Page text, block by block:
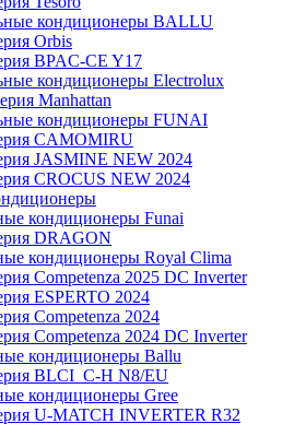
кондиционеры BALLU
Orbis
BPAC-CE Y17
кондиционеры Electrolux
Manhattan
кондиционеры FUNAI
CAMOMIRU
JASMINE NEW 2024
CROCUS NEW 2024
кондиционеры Funai
DRAGON
кондиционеры Royal Clima
Competenza 2025 DC Inverter
ESPERTO 2024
Competenza 2024
Competenza 2024 DC Inverter
кондиционеры Ballu
BLCI_C-H N8/EU
кондиционеры Gree
U-MATCH INVERTER R32